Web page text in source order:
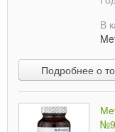
В
Подробнее о